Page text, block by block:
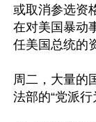
或取消参选资
在对美国暴动
任美国总统的
周二，大量的
法部的“党派行